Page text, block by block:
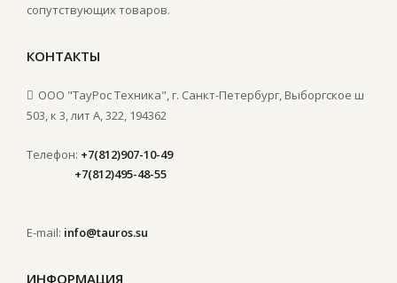
сопутствующих товаров.
КОНТАКТЫ
ООО "ТауРос Техника", г. Санкт-Петербург, Выборгское ш
503, к 3, лит А, 322, 194362
Телефон: +7(812)907-10-49
+7(812)495-48-55
E-mail: info@tauros.su
ИНФОРМАЦИЯ